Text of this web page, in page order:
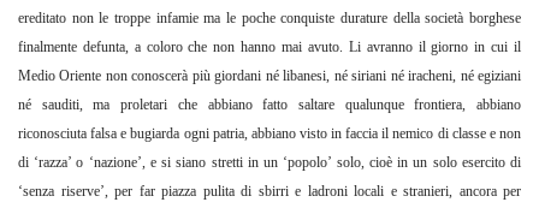
ereditato non le troppe infamie ma le poche conquiste durature della società borghese
finalmente defunta, a coloro che non hanno mai avuto. Li avranno il giorno in cui il
Medio Oriente non conoscerà più giordani né libanesi, né siriani né iracheni, né egiziani
né sauditi, ma proletari che abbiano fatto saltare qualunque frontiera, abbiano
riconosciuta falsa e bugiarda ogni patria, abbiano visto in faccia il nemico di classe e non
di ‘razza’ o ‘nazione’, e si siano stretti in un ‘popolo’ solo, cioè in un solo esercito di
‘senza riserve’, per far piazza pulita di sbirri e ladroni locali e stranieri, ancora per